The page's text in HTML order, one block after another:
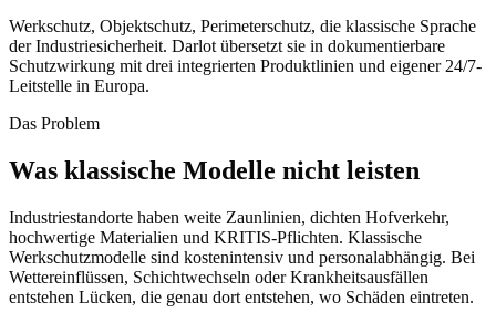
Werkschutz, Objektschutz, Perimeterschutz, die klassische Sprache
der Industriesicherheit. Darlot übersetzt sie in dokumentierbare
Schutzwirkung mit drei integrierten Produktlinien und eigener 24/7-
Leitstelle in Europa.
Das Problem
Was klassische Modelle nicht leisten
Industriestandorte haben weite Zaunlinien, dichten Hofverkehr,
hochwertige Materialien und KRITIS-Pflichten. Klassische
Werkschutzmodelle sind kostenintensiv und personalabhängig. Bei
Wettereinflüssen, Schichtwechseln oder Krankheitsausfällen
entstehen Lücken, die genau dort entstehen, wo Schäden eintreten.